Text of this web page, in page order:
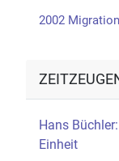
2002 Migration
Hans
Einheit